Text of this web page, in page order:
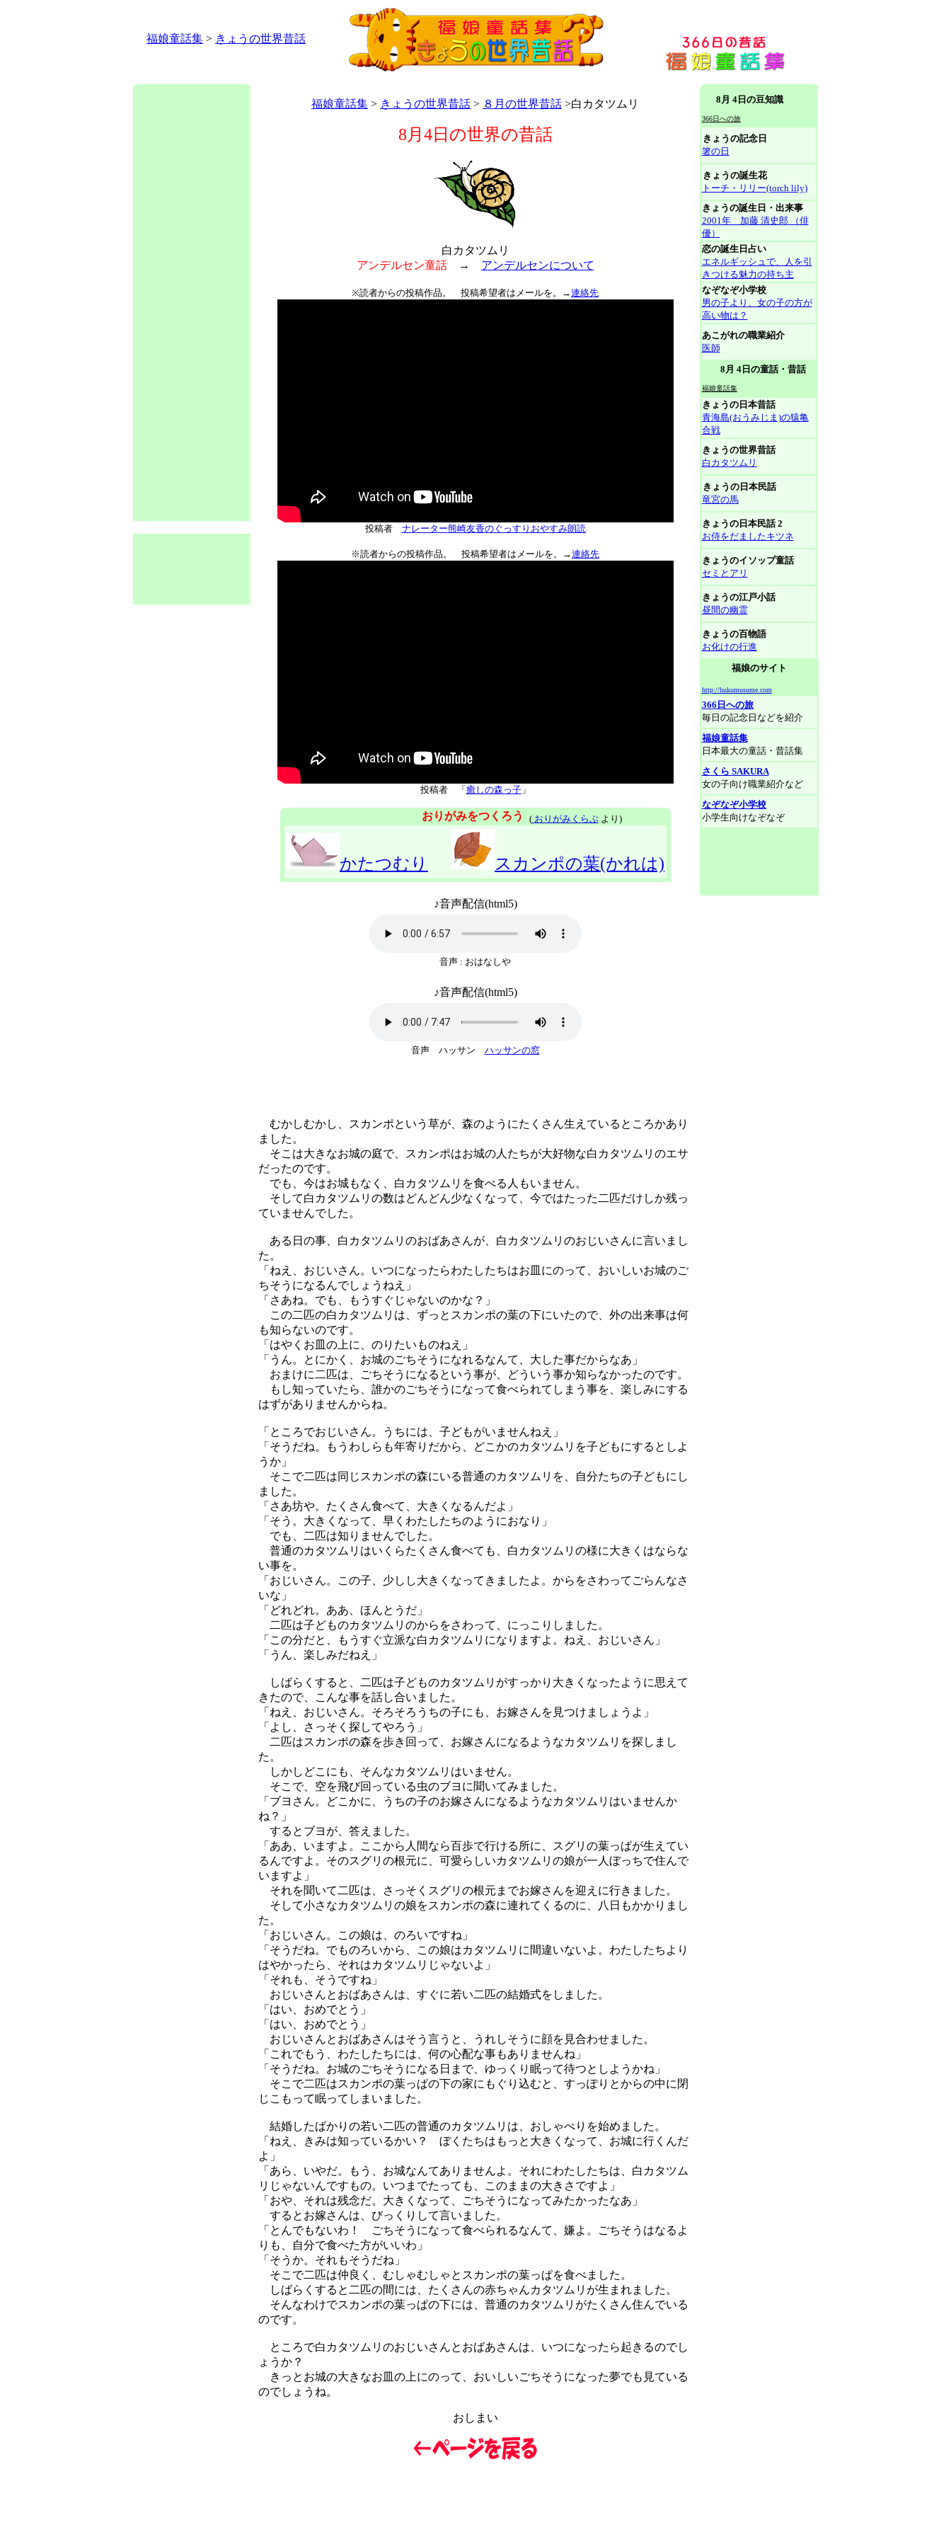
福娘童話集 > きょうの世界昔話
福娘童話集 > きょうの世界昔話 > ８月の世界昔話 >白カタツムリ
8月4日の世界の昔話
白カタツムリ
アンデルセン童話→ アンデルセンについて
※読者からの投稿作品。 投稿希望者はメールを。→連絡先
投稿者 ナレーター熊崎友香のぐっすりおやすみ朗読
※読者からの投稿作品。 投稿希望者はメールを。→連絡先
投稿者 「 癒しの森っ子」
おりがみをつくろう (おりがみくらぶより)
かたつむり スカンポの葉(かれは)
♪音声配信(html5)
音声 : おはなしや
♪音声配信(html5)
音声 ハッサン ハッサンの窓
むかしむかし、スカンポという草が、森のようにたくさん生えているところかあり
ました。
そこは大きなお城の庭で、スカンポはお城の人たちが大好物な白カタツムリのエサ
だったのです。
でも、今はお城もなく、白カタツムリを食べる人もいません。
そして白カタツムリの数はどんどん少なくなって、今ではたった二匹だけしか残っ
ていませんでした。
ある日の事、白カタツムリのおばあさんが、白カタツムリのおじいさんに言いまし
た。
「ねえ、おじいさん。いつになったらわたしたちはお皿にのって、おいしいお城のご
ちそうになるんでしょうねえ」
「さあね。でも、もうすぐじゃないのかな？」
この二匹の白カタツムリは、ずっとスカンポの葉の下にいたので、外の出来事は何
も知らないのです。
「はやくお皿の上に、のりたいものねえ」
「うん。とにかく、お城のごちそうになれるなんて、大した事だからなあ」
おまけに二匹は、ごちそうになるという事が、どういう事か知らなかったのです。
もし知っていたら、誰かのごちそうになって食べられてしまう事を、楽しみにする
はずがありませんからね。
「ところでおじいさん。うちには、子どもがいませんねえ」
「そうだね。もうわしらも年寄りだから、どこかのカタツムリを子どもにするとしよ
うか」
そこで二匹は同じスカンポの森にいる普通のカタツムリを、自分たちの子どもにし
ました。
「さあ坊や。たくさん食べて、大きくなるんだよ」
「そう。大きくなって、早くわたしたちのようにおなり」
でも、二匹は知りませんでした。
普通のカタツムリはいくらたくさん食べても、白カタツムリの様に大きくはならな
い事を。
「おじいさん。この子、少しし大きくなってきましたよ。からをさわってごらんなさ
いな」
「どれどれ。ああ、ほんとうだ」
二匹は子どものカタツムリのからをさわって、にっこりしました。
「この分だと、もうすぐ立派な白カタツムリになりますよ。ねえ、おじいさん」
「うん、楽しみだねえ」
しばらくすると、二匹は子どものカタツムリがすっかり大きくなったように思えて
きたので、こんな事を話し合いました。
「ねえ、おじいさん。そろそろうちの子にも、お嫁さんを見つけましょうよ」
「よし、さっそく探してやろう」
二匹はスカンポの森を歩き回って、お嫁さんになるようなカタツムリを探しまし
た。
しかしどこにも、そんなカタツムリはいません。
そこで、空を飛び回っている虫のブヨに聞いてみました。
「ブヨさん。どこかに、うちの子のお嫁さんになるようなカタツムリはいませんか
ね？」
するとブヨが、答えました。
「ああ、いますよ。ここから人間なら百歩で行ける所に、スグリの葉っぱが生えてい
るんですよ。そのスグリの根元に、可愛らしいカタツムリの娘が一人ぼっちで住んで
いますよ」
それを聞いて二匹は、さっそくスグリの根元までお嫁さんを迎えに行きました。
そして小さなカタツムリの娘をスカンポの森に連れてくるのに、八日もかかりまし
た。
「おじいさん。この娘は、のろいですね」
「そうだね。でものろいから、この娘はカタツムリに間違いないよ。わたしたちより
はやかったら、それはカタツムリじゃないよ」
「それも、そうですね」
おじいさんとおばあさんは、すぐに若い二匹の結婚式をしました。
「はい、おめでとう」
「はい、おめでとう」
おじいさんとおばあさんはそう言うと、うれしそうに顔を見合わせました。
「これでもう、わたしたちには、何の心配な事もありませんね」
「そうだね。お城のごちそうになる日まで、ゆっくり眠って待つとしようかね」
そこで二匹はスカンポの葉っぱの下の家にもぐり込むと、すっぽりとからの中に閉
じこもって眠ってしまいました。
結婚したばかりの若い二匹の普通のカタツムリは、おしゃべりを始めました。
「ねえ、きみは知っているかい？ ぼくたちはもっと大きくなって、お城に行くんだ
よ」
「あら、いやだ。もう、お城なんてありませんよ。それにわたしたちは、白カタツム
リじゃないんですもの。いつまでたっても、このままの大きさですよ」
「おや、それは残念だ。大きくなって、ごちそうになってみたかったなあ」
するとお嫁さんは、びっくりして言いました。
「とんでもないわ！ ごちそうになって食べられるなんて、嫌よ。ごちそうはなるよ
りも、自分で食べた方がいいわ」
「そうか。それもそうだね」
そこで二匹は仲良く、むしゃむしゃとスカンポの葉っぱを食べました。
しばらくすると二匹の間には、たくさんの赤ちゃんカタツムリが生まれました。
そんなわけでスカンポの葉っぱの下には、普通のカタツムリがたくさん住んでいる
のです。
ところで白カタツムリのおじいさんとおばあさんは、いつになったら起きるのでし
ょうか？
きっとお城の大きなお皿の上にのって、おいしいごちそうになった夢でも見ている
のでしょうね。
おしまい
8月 4日の豆知識
366日への旅
きょうの記念日
箸の日
きょうの誕生花
トーチ・リリー(torch lily)
きょうの誕生日・出来事
2001年 加藤 清史郎 （俳
優）
恋の誕生日占い
エネルギッシュで、人を引
きつける魅力の持ち主
なぞなぞ小学校
男の子より、女の子の方が
高い物は？
あこがれの職業紹介
医師
8月 4日の童話・昔話
福娘童話集
きょうの日本昔話
青海島(おうみじま)の猿亀
合戦
きょうの世界昔話
白カタツムリ
きょうの日本民話
竜宮の馬
きょうの日本民話 2
お侍をだましたキツネ
きょうのイソップ童話
セミとアリ
きょうの江戸小話
昼間の幽霊
きょうの百物語
お化けの行進
福娘のサイト
http://hukumusume.com
366日への旅
毎日の記念日などを紹介
福娘童話集
日本最大の童話・昔話集
さくら SAKURA
女の子向け職業紹介など
なぞなぞ小学校
小学生向けなぞなぞ